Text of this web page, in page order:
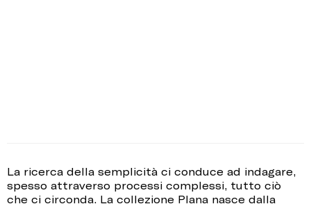
La ricerca della semplicità ci conduce ad indagare,
spesso attraverso processi complessi, tutto ciò
che ci circonda. La collezione Plana nasce dalla